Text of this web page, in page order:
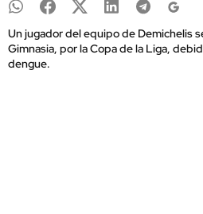
Un jugador del equipo de Demichelis
Gimnasia, por la Copa de la Liga,
dengue.